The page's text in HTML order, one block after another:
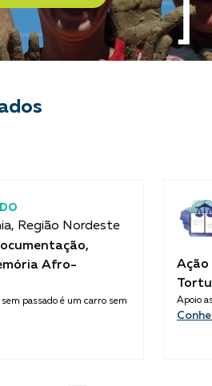
Região Nordeste
Afro-
passado é um carro sem
Ação
Apoio